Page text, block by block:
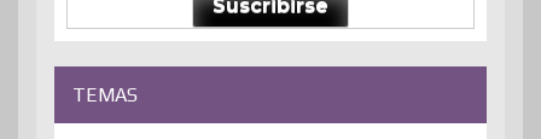
Suscribirse
TEMAS